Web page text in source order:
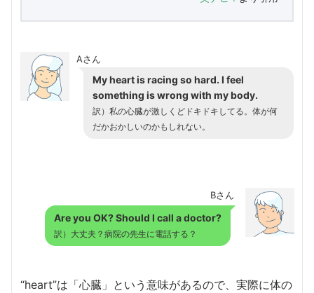
Aさん
My heart is racing so hard. I feel
something is wrong with my body.
訳）私の心臓が激しくどドキドキしてる。体が何
だかおかしいのかもしれない。
Bさん
Are you OK? Should I call a doctor?
訳）大丈夫？病院の先生に電話する？
“heart”は「心臓」という意味があるので、実際に体の